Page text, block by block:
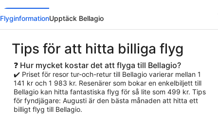
sen
FlyginformationUpptäck Bellagio
Tips för att hitta billiga flyg
❓ Hur mycket kostar det att flyga till Bellagio?
✔️ Priset för resor tur-och-retur till Bellagio varierar mellan 1
141 kr och 1 983 kr. Resenärer som bokar en enkelbiljett till
Bellagio kan hitta fantastiska flyg för så lite som 499 kr. Tips
för fyndjägare: Augusti är den bästa månaden att hitta ett
billigt flyg till Bellagio.